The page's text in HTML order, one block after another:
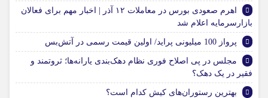
اهرم صعودی بورس در معاملات ۱۲ آذر | اخبار مهم برای فعالان
بازارسرمایه اعلام شد
پرواز 100 میلیونی پراید/ اولین قیمت رسمی در آتش‌بس
مجلس در پی اصلاح فوری نظام دهک‌بندی یارانه‌ها؛ ثروتمند و
فقیر در یک دهک؟
بهترین رستوران‌های کیش کدام است؟